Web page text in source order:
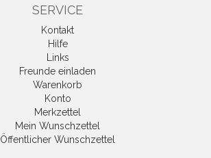
SERVICE
Kontakt
Hilfe
Links
Freunde einladen
Warenkorb
Konto
Merkzettel
Mein Wunschzettel
Öffentlicher Wunschzettel